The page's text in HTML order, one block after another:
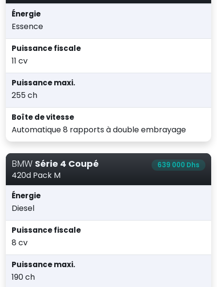
Énergie
Essence
Puissance fiscale
11 cv
Puissance maxi.
255 ch
Boîte de vitesse
Automatique 8 rapports à double embrayage
BMW Série 4 Coupé
420d Pack M
639 000 Dhs
Énergie
Diesel
Puissance fiscale
8 cv
Puissance maxi.
190 ch